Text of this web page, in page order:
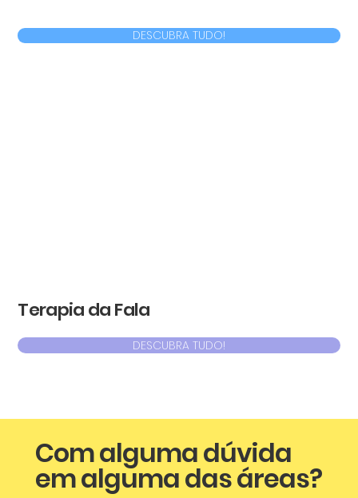
Com alguma dúvida
em alguma das áreas?
DESCUBRA TUDO!
Terapia da Fala
DESCUBRA TUDO!